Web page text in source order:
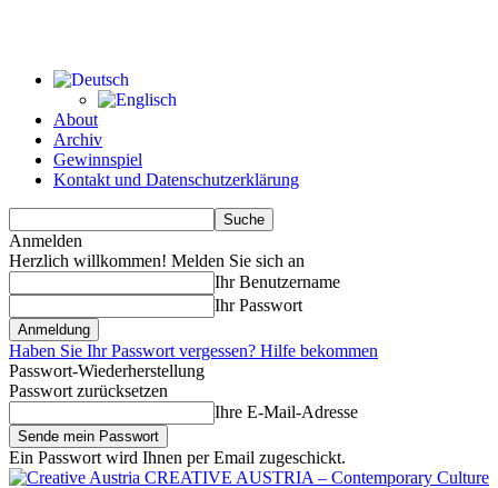
About
Archiv
Gewinnspiel
Kontakt und Datenschutzerklärung
Anmelden
Herzlich willkommen! Melden Sie sich an
Ihr Benutzername
Ihr Passwort
Haben Sie Ihr Passwort vergessen? Hilfe bekommen
Passwort-Wiederherstellung
Passwort zurücksetzen
Ihre E-Mail-Adresse
Ein Passwort wird Ihnen per Email zugeschickt.
CREATIVE AUSTRIA – Contemporary Culture